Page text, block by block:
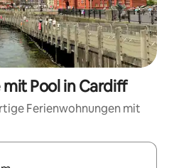
Pool in Cardiff
Ferienwohnungen mit